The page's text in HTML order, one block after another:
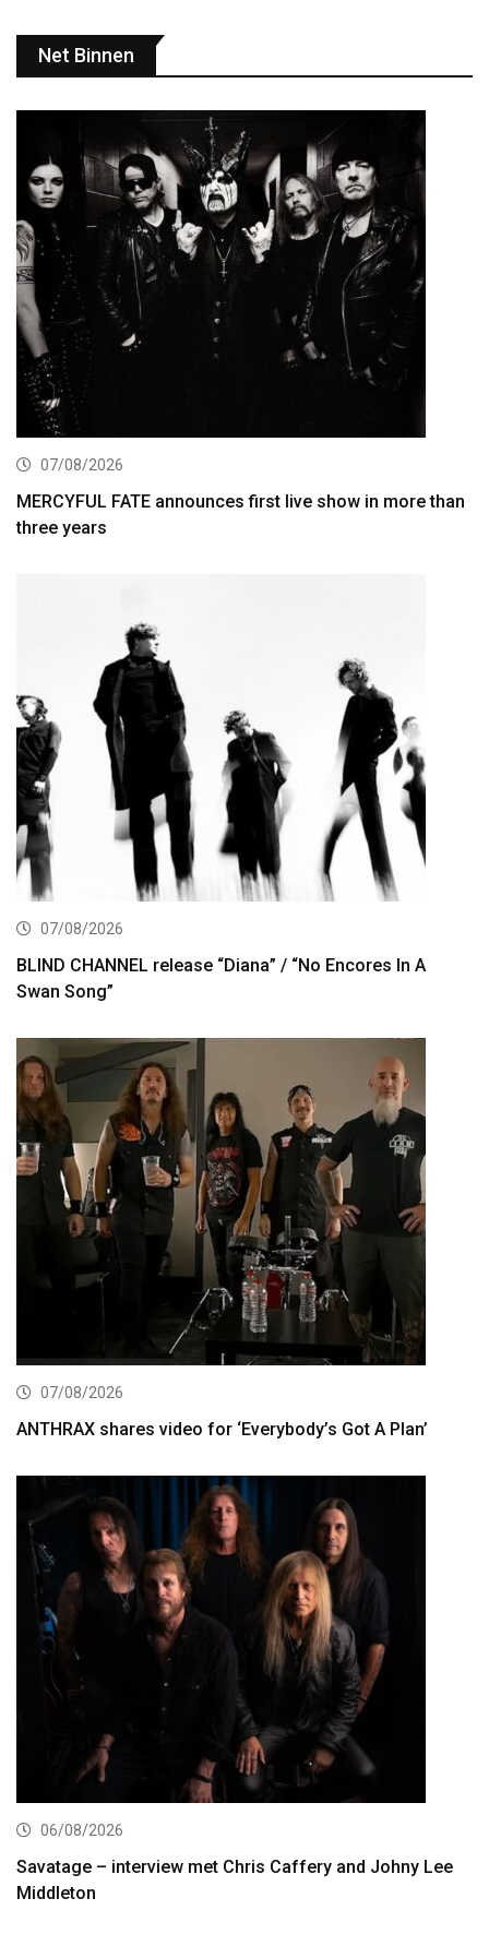
Net Binnen
07/08/2026
MERCYFUL FATE announces first live show in more than
three years
07/08/2026
BLIND CHANNEL release “Diana” / “No Encores In A
Swan Song”
07/08/2026
ANTHRAX shares video for ‘Everybody’s Got A Plan’
06/08/2026
Savatage – interview met Chris Caffery and Johny Lee
Middleton